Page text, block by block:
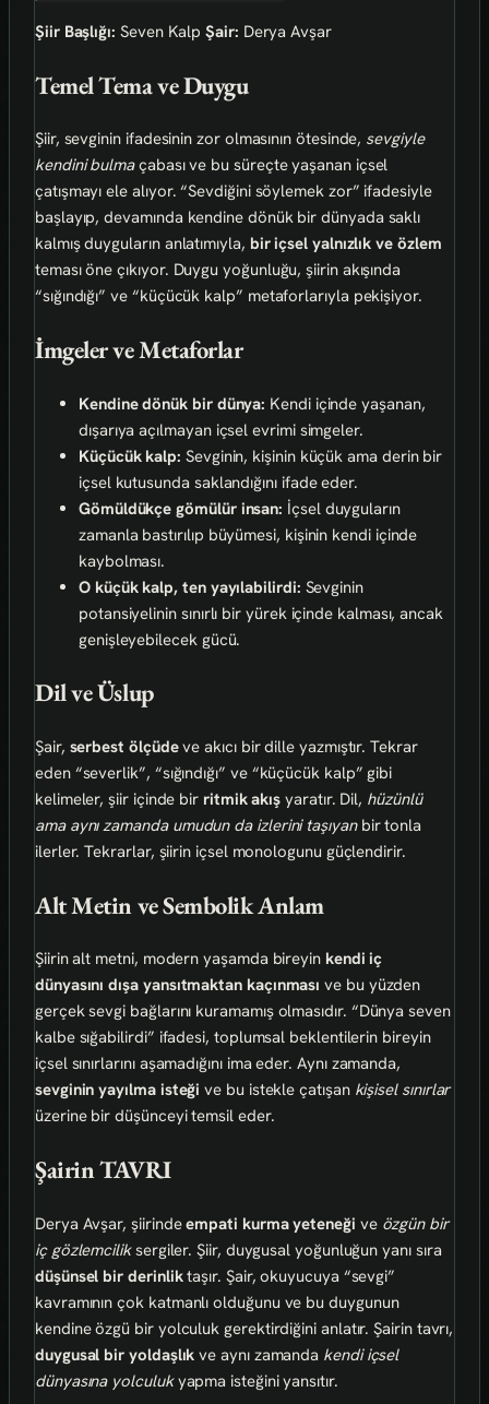
Şiir Başlığı: Seven KalpŞair: Derya Avşar
Temel Tema ve Duygu
Şiir, sevginin ifadesinin zor olmasının ötesinde, sevgiyle
kendini bulmaçabası ve bu süreçte yaşanan içsel
çatışmayı ele alıyor. “Sevdiğini söylemek zor” ifadesiyle
başlayıp, devamında kendine dönük bir dünyada saklı
kalmış duyguların anlatımıyla, bir içsel yalnızlık ve özlem
teması öne çıkıyor. Duygu yoğunluğu, şiirin akışında
“sığındığı” ve “küçücük kalp” metaforlarıyla pekişiyor.
İmgeler ve Metaforlar
Kendine dönük bir dünya: Kendi içinde yaşanan,
dışarıya açılmayan içsel evrimi simgeler.
Küçücük kalp: Sevginin, kişinin küçük ama derin bir
içsel kutusunda saklandığını ifade eder.
Gömüldükçe gömülür insan: İçsel duyguların
zamanla bastırılıp büyümesi, kişinin kendi içinde
kaybolması.
O küçük kalp, ten yayılabilirdi: Sevginin
potansiyelinin sınırlı bir yürek içinde kalması, ancak
genişleyebilecek gücü.
Dil ve Üslup
Şair, serbest ölçüdeve akıcı bir dille yazmıştır. Tekrar
eden “severlik”, “sığındığı” ve “küçücük kalp” gibi
kelimeler, şiir içinde bir ritmik akış yaratır. Dil, hüzünlü
ama aynı zamanda umudun da izlerini taşıyanbir tonla
ilerler. Tekrarlar, şiirin içsel monologunu güçlendirir.
Alt Metin ve Sembolik Anlam
Şiirin alt metni, modern yaşamda bireyin kendi iç
dünyasını dışa yansıtmaktan kaçınması ve bu yüzden
gerçek sevgi bağlarını kuramamış olmasıdır. “Dünya seven
kalbe sığabilirdi” ifadesi, toplumsal beklentilerin bireyin
içsel sınırlarını aşamadığını ima eder. Aynı zamanda,
sevginin yayılma isteği ve bu istekle çatışan kişisel sınırlar
üzerine bir düşünceyi temsil eder.
Şairin TAVRI
Derya Avşar, şiirindeempati kurma yeteneği ve özgün bir
iç gözlemciliksergiler. Şiir, duygusal yoğunluğun yanı sıra
düşünsel bir derinliktaşır. Şair, okuyucuya “sevgi”
kavramının çok katmanlı olduğunu ve bu duygunun
kendine özgü bir yolculuk gerektirdiğini anlatır. Şairin tavrı,
duygusal bir yoldaşlık ve aynı zamanda kendi içsel
dünyasına yolculukyapma isteğini yansıtır.